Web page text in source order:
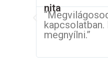
megnyílni.”